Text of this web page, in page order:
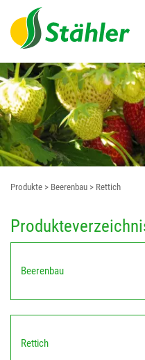
Produkte > Beerenbau > Rettich
Beerenbau
Rettich